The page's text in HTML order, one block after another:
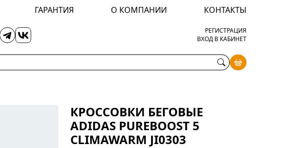
ГАРАНТИЯ О КОМПАНИИ
КОНТАКТЫ
РЕГИСТРАЦИЯ
ВХОД В КАБИНЕТ
КРОССОВКИ БЕГОВЫЕ
ADIDAS PUREBOOST 5
CLIMAWARM JI0303